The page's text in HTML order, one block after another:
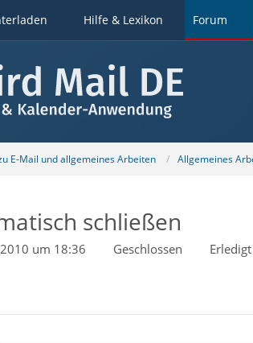
Hilfe & Lexikon Forum
E-Mail und allgemeines Arbeiten Allgemeines
schließen
um 18:36 Geschlossen Erledigt